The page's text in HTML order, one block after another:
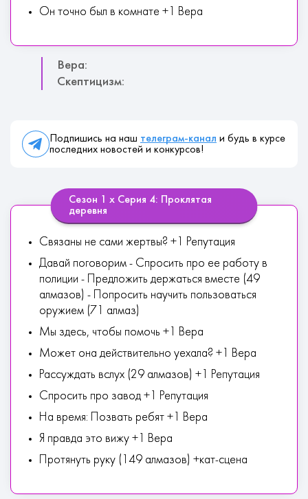
Он точно был в комнате +1 Вера
Вера:
Скептицизм:
Подпишись на наш телеграм-канал и будь в курсе
последних новостей и конкурсов!
Сезон 1 х Серия 4: Проклятая
деревня
Связаны не сами жертвы? +1 Репутация
Давай поговорим - Спросить про ее работу в
полиции - Предложить держаться вместе (49
алмазов) - Попросить научить пользоваться
оружием (71 алмаз)
Мы здесь, чтобы помочь +1 Вера
Может она действительно уехала? +1 Вера
Рассуждать вслух (29 алмазов) +1 Репутация
Спросить про завод +1 Репутация
На время: Позвать ребят +1 Вера
Я правда это вижу +1 Вера
Протянуть руку (149 алмазов) +кат-сцена